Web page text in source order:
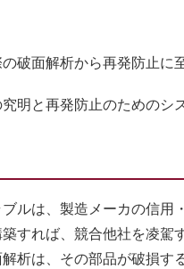
の破面解析から再発防止
究明と再発防止のための
ルは、製造メーカの信用
すれば、競合他社を凌駕
析は、その部品が破損す